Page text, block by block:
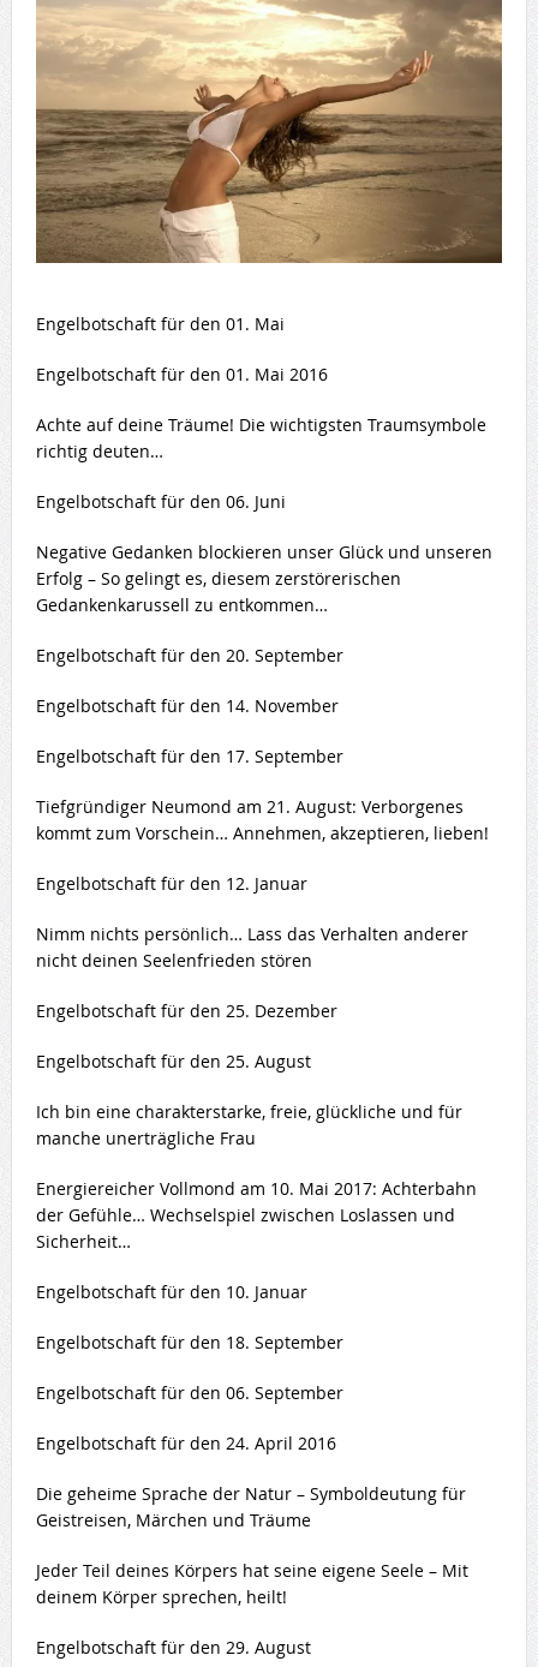
Engelbotschaft für den 01. Mai
Engelbotschaft für den 01. Mai 2016
Achte auf deine Träume! Die wichtigsten Traumsymbole
richtig deuten…
Engelbotschaft für den 06. Juni
Negative Gedanken blockieren unser Glück und unseren
Erfolg – So gelingt es, diesem zerstörerischen
Gedankenkarussell zu entkommen…
Engelbotschaft für den 20. September
Engelbotschaft für den 14. November
Engelbotschaft für den 17. September
Tiefgründiger Neumond am 21. August: Verborgenes
kommt zum Vorschein… Annehmen, akzeptieren, lieben!
Engelbotschaft für den 12. Januar
Nimm nichts persönlich… Lass das Verhalten anderer
nicht deinen Seelenfrieden stören
Engelbotschaft für den 25. Dezember
Engelbotschaft für den 25. August
Ich bin eine charakterstarke, freie, glückliche und für
manche unerträgliche Frau
Energiereicher Vollmond am 10. Mai 2017: Achterbahn
der Gefühle… Wechselspiel zwischen Loslassen und
Sicherheit…
Engelbotschaft für den 10. Januar
Engelbotschaft für den 18. September
Engelbotschaft für den 06. September
Engelbotschaft für den 24. April 2016
Die geheime Sprache der Natur – Symboldeutung für
Geistreisen, Märchen und Träume
Jeder Teil deines Körpers hat seine eigene Seele – Mit
deinem Körper sprechen, heilt!
Engelbotschaft für den 29. August